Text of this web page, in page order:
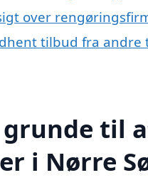
over
tilbud fra andre
grunde til
i Nørre